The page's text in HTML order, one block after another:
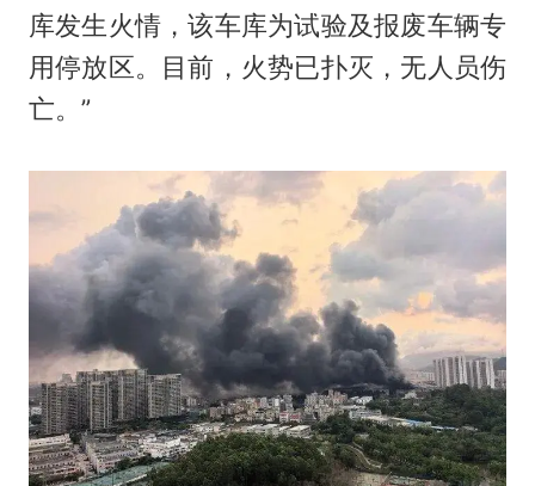
库发生火情，该车库为试验及报废车辆专
用停放区。目前，火势已扑灭，无人员伤
亡。”